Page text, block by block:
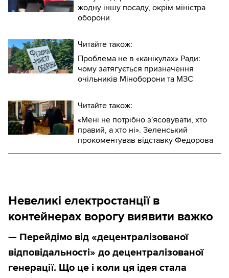
жодну іншу посаду, окрім міністра
оборони
Читайте також:
Проблема не в «канікулах» Ради:
чому затягується призначення
очільників Міноборони та МЗС
Читайте також:
«Мені не потрібно з'ясовувати, хто
правий, а хто ні». Зеленський
прокоментував відставку Федорова
Невеликі електростанції в
контейнерах ворогу виявити важко
— Перейдімо від «децентралізованої
відповідальності» до децентралізованої
генерації. Що це і коли ця ідея стала